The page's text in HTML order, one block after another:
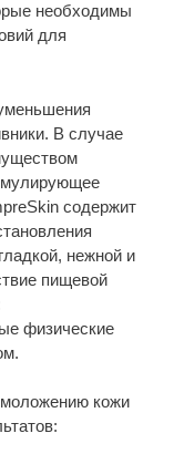
необходимы
для
В случае
содержит
нежной и
пищевой
физические
кожи